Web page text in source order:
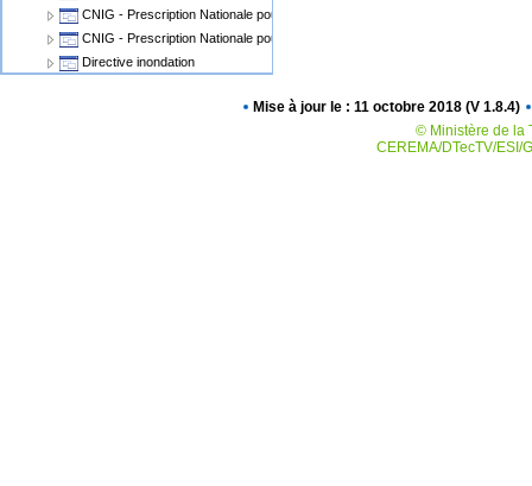
CNIG - Prescription Nationale pour les PLU, POS
CNIG - Prescription Nationale pour les Servitudes d'Utilité Publique (SUP)
Directive inondation
Epidémiosurveillance animale Mise à jour le : 11 octobre 2018 (V 1.8.4)
© Ministère de la
CEREMA/DTecTV/ESI/